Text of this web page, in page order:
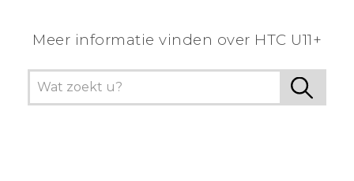
Meer informatie vinden over HTC U11+